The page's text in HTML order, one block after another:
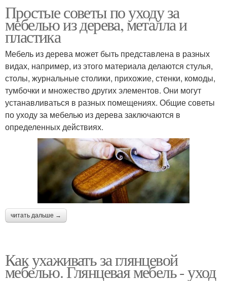
Простые советы по уходу за
мебелью из дерева, металла и
пластика
Мебель из дерева может быть представлена в разных
видах, например, из этого материала делаются стулья,
столы, журнальные столики, прихожие, стенки, комоды,
тумбочки и множество других элементов. Они могут
устанавливаться в разных помещениях. Общие советы
по уходу за мебелью из дерева заключаются в
определенных действиях.
читать дальше →
Как ухаживать за глянцевой
мебелью. Глянцевая мебель - уход